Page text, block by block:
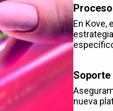
En Kove,
nueva